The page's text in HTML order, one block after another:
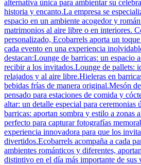
alternativa única para ambientar su
historia y encanto.La empresa se
espacio en un ambiente acogedor y
matrimonios al aire libre o en interiores.
personalizado, Ecobarrels aporta un
cada evento en una experiencia
destacan:Lounge de barricas: un espacio
recibir a los invitados.Lounge de pallets:
relajados y al aire libre.Hieleras en
bebidas frías de manera original.Mesón
pensado para estaciones de comida y
altar: un detalle especial para ceremonias
barricas: aportan sombra y estilo a zonas
perfecto para capturar fotografías
experiencia innovadora para que los
divertidos.Ecobarrels acompaña a cada
ambientes románticos y diferentes,
distintivo en el día más importante de sus